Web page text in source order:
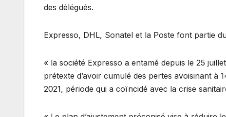
des délégués.
Expresso, DHL, Sonatel et la Poste font partie
« la société Expresso a entamé depuis le 25
prétexte d’avoir cumulé des pertes avoisinant
2021, période qui a coïncidé avec la crise